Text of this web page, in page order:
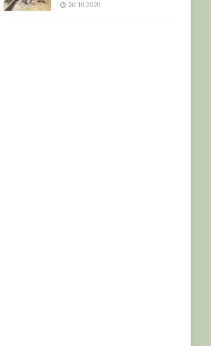
20.10.2020